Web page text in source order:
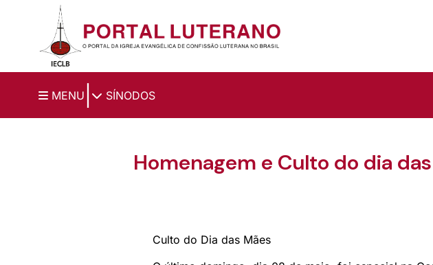
Ir para o conteúdo principal
MENU SÍNODOS
Homenagem e Culto do dia
Culto do Dia das Mães